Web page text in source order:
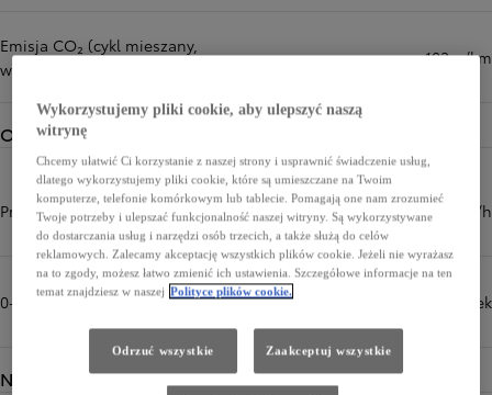
Emisja CO₂ (cykl mieszany,
wartość średnia) (g/km)
102 g/km
Osiągi
Prędkość maksymalna (km/h) 180 km/h
0-100 km/h (sek) 9,4 sek
Napęd
Wykorzystujemy pliki cookie, aby ulepszyć naszą
witrynę
Chcemy ułatwić Ci korzystanie z naszej strony i usprawnić świadczenie usług,
dlatego wykorzystujemy pliki cookie, które są umieszczane na Twoim
komputerze, telefonie komórkowym lub tablecie. Pomagają one nam zrozumieć
Twoje potrzeby i ulepszać funkcjonalność naszej witryny. Są wykorzystywane
do dostarczania usług i narzędzi osób trzecich, a także służą do celów
reklamowych. Zalecamy akceptację wszystkich plików cookie. Jeżeli nie wyrażasz
na to zgody, możesz łatwo zmienić ich ustawienia. Szczegółowe informacje na ten
temat znajdziesz w naszej Polityce plików cookie.
Odrzuć wszystkie Zaakceptuj wszystkie